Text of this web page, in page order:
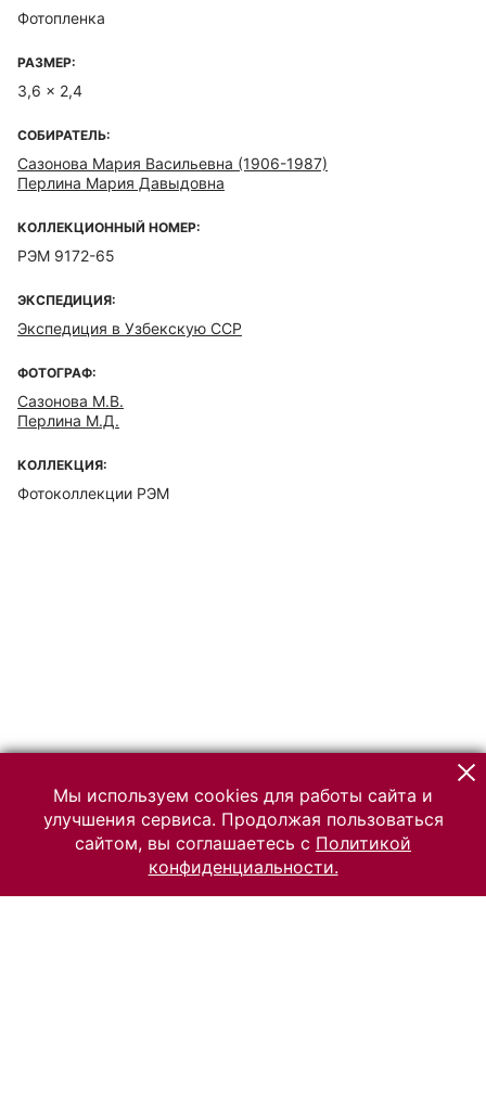
Фотопленка
РАЗМЕР:
3,6 x 2,4
СОБИРАТЕЛЬ:
Сазонова Мария Васильевна (1906-1987)
Перлина Мария Давыдовна
КОЛЛЕКЦИОННЫЙ НОМЕР:
РЭМ 9172-65
ЭКСПЕДИЦИЯ:
Экспедиция в Узбекскую ССР
ФОТОГРАФ:
Сазонова М.В.
Перлина М.Д.
КОЛЛЕКЦИЯ:
Фотоколлекции РЭМ
Мы используем cookies для работы сайта и
улучшения сервиса. Продолжая пользоваться
сайтом, вы соглашаетесь с Политикой
конфиденциальности.